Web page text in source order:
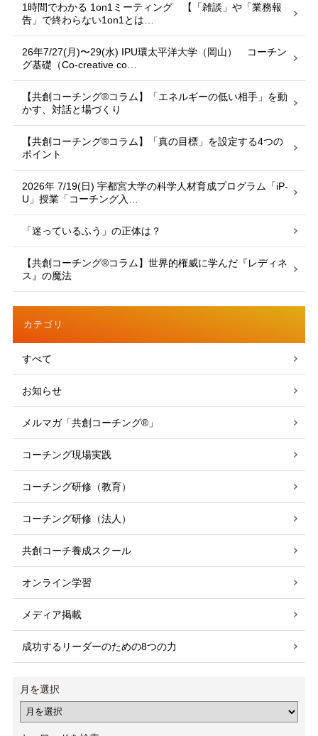
1時間でわかる 1on1ミーティング 【「雑談」や「業務報
告」で終わらない1on1とは…
26年7/27(月)〜29(水) IPU環太平洋大学（岡山） コーチン
グ基礎（Co-creative co…
【共創コーチング®︎コラム】「エネルギーの低い相手」を動
かす、対話と場づくり
【共創コーチング®︎コラム】「真の目標」を設定する4つの
ポイント
2026年 7/19(日) 宇都宮大学の科学人材育成プログラム「iP-
U」授業「コーチング入…
「迷っているふう」の正体は？
【共創コーチング®︎コラム】世界的権威に学んだ『レディネ
ス』の魔法
カテゴリ
すべて
お知らせ
メルマガ「共創コーチング®」
コーチング現場実践
コーチング研修（教育）
コーチング研修（法人）
共創コーチ養成スクール
オンライン学習
メディア掲載
成功するリーダーのための8つの力
月を選択